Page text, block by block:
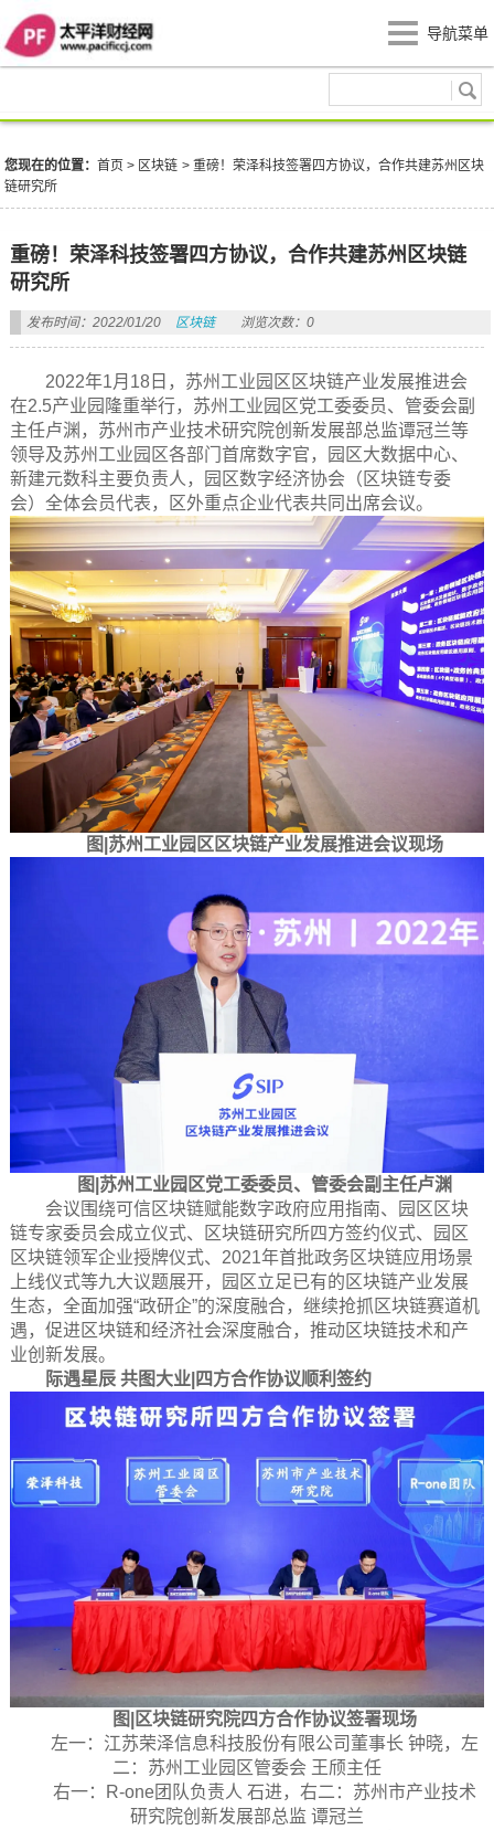
导航菜单
您现在的位置：首页 > 区块链 >重磅！荣泽科技签署四方协议，合作共建苏州区块
链研究所
重磅！荣泽科技签署四方协议，合作共建苏州区块链
研究所
发布时间：2022/01/20 区块链 浏览次数：0
2022年1月18日，苏州工业园区区块链产业发展推进会
在2.5产业园隆重举行，苏州工业园区党工委委员、管委会副
主任卢渊，苏州市产业技术研究院创新发展部总监谭冠兰等
领导及苏州工业园区各部门首席数字官，园区大数据中心、
新建元数科主要负责人，园区数字经济协会（区块链专委
会）全体会员代表，区外重点企业代表共同出席会议。
图|苏州工业园区区块链产业发展推进会议现场
图|苏州工业园区党工委委员、管委会副主任卢渊
会议围绕可信区块链赋能数字政府应用指南、园区区块
链专家委员会成立仪式、区块链研究所四方签约仪式、园区
区块链领军企业授牌仪式、2021年首批政务区块链应用场景
上线仪式等九大议题展开，园区立足已有的区块链产业发展
生态，全面加强“政研企”的深度融合，继续抢抓区块链赛道机
遇，促进区块链和经济社会深度融合，推动区块链技术和产
业创新发展。
际遇星辰 共图大业|四方合作协议顺利签约
图|区块链研究院四方合作协议签署现场
左一：江苏荣泽信息科技股份有限公司董事长 钟晓，左
二：苏州工业园区管委会 王颀主任
右一：R-one团队负责人 石进，右二：苏州市产业技术
研究院创新发展部总监 谭冠兰